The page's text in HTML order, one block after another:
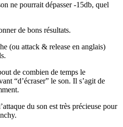
ne pourrait dépasser -15db, quel
de bons résultats.
(ou attack & release en anglais)
de combien de temps le
“d’écraser” le son. Il s’agit de
du son est très précieuse pour